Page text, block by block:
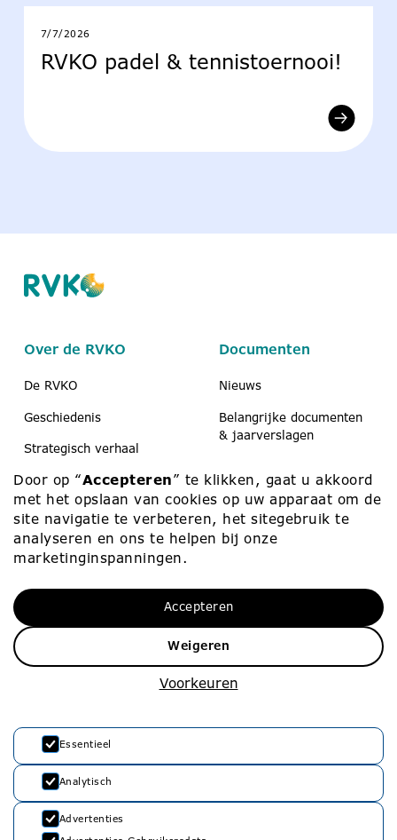
7/7/2026
RVKO padel & tennistoernooi!
Over de RVKO
De RVKO
Geschiedenis
Strategisch verhaal
Scholen & peuteropvang
Contact
Documenten
Nieuws
Belangrijke documenten
& jaarverslagen
Medezeggenschap
010 – 453 75 00
info@rvko.nl
Adresgegevens
3033 HJ Rotterdam
Door op “Accepteren” te klikken, gaat u akkoord
met het opslaan van cookies op uw apparaat om de
site navigatie te verbeteren, het sitegebruik te
analyseren en ons te helpen bij onze
marketinginspanningen.
Voorkeuren
Weigeren
Accepteren
Essentieel
Analytisch
Advertenties